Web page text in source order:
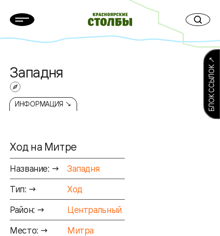
Западня
ИНФОРМАЦИЯ ↘
Ход на Митре
Название: →
Западня
Тип: →
Ход
Район: →
Центральный
Место: →
Митра
БЛОК ССЫЛОК ↗